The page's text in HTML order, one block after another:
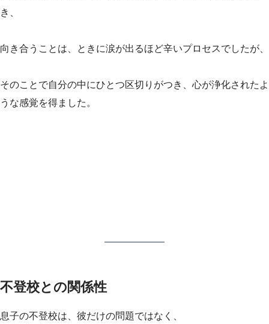
き、
向き合うことは、ときに涙が出るほど辛いプロセスでしたが、
そのことで自分の中にひとつ区切りがつき、心が浄化されたよ
うな感覚を得ました。
不登校との関係性
息子の不登校は、彼だけの問題ではなく、